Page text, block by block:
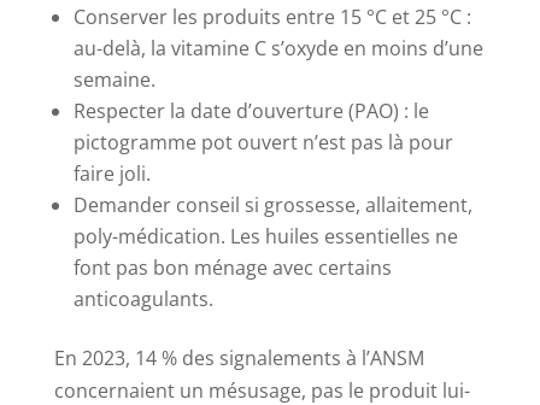
Conserver les produits entre 15 °C et 25 °C :
au-delà, la vitamine C s’oxyde en moins d’une
semaine.
Respecter la date d’ouverture (PAO) : le
pictogramme pot ouvert n’est pas là pour
faire joli.
Demander conseil si grossesse, allaitement,
poly-médication. Les huiles essentielles ne
font pas bon ménage avec certains
anticoagulants.
En 2023, 14 % des signalements à l’ANSM
concernaient un mésusage, pas le produit lui-